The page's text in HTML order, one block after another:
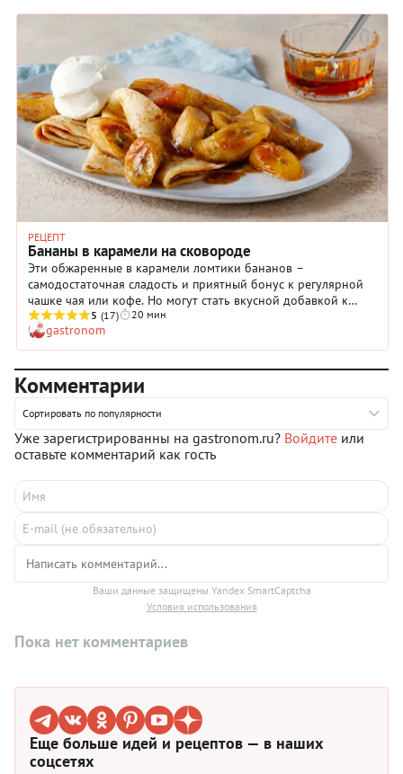
РЕЦЕПТ
Бананы в карамели на сковороде
Эти обжаренные в карамели ломтики бананов –
самодостаточная сладость и приятный бонус к регулярной
чашке чая или кофе. Но могут стать вкусной добавкой к
натуральному йогурту, тостам, блинам, утренней каше,
пудингам. Хрустящая текстура прекрасно сочетается со
сливочным мороженым и взбитыми сливками.
5 (17) 20 мин
gastronom
Комментарии
Сортировать по популярности
Уже зарегистрированны на gastronom.ru? Войдите или
оставьте комментарий как гость
Ваши данные защищены Yandex SmartCaptcha
Условия использования
Пока нет комментариев
Еще больше идей и рецептов — в наших
соцсетях